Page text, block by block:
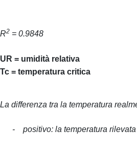
R2 = 0.9848
UR = umidità relativa
Tc = temperatura critica
La differenza tra la temperatura
- positivo: la temperatura